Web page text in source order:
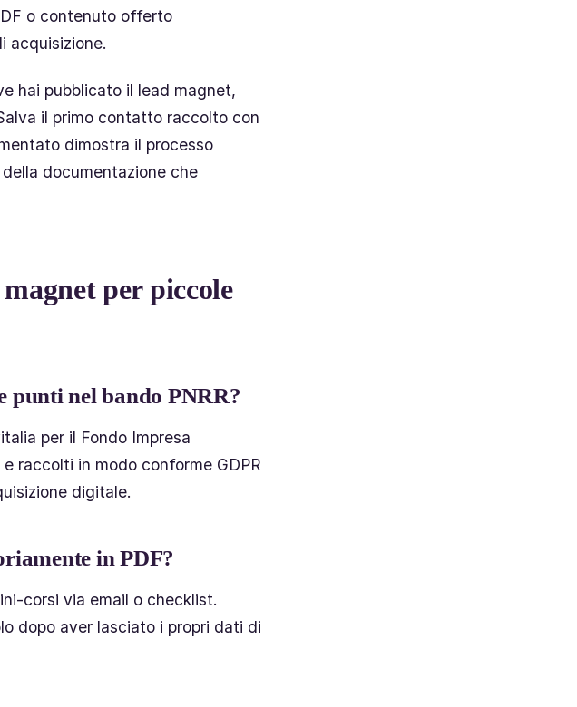
o contenuto offerto
acquisizione.
hai pubblicato il lead magnet,
il primo contatto raccolto con
dimostra il processo
documentazione che
per piccole
punti nel bando PNRR?
per il Fondo Impresa
raccolti in modo conforme GDPR
digitale.
in PDF?
corsi via email o checklist.
dopo aver lasciato i propri dati di